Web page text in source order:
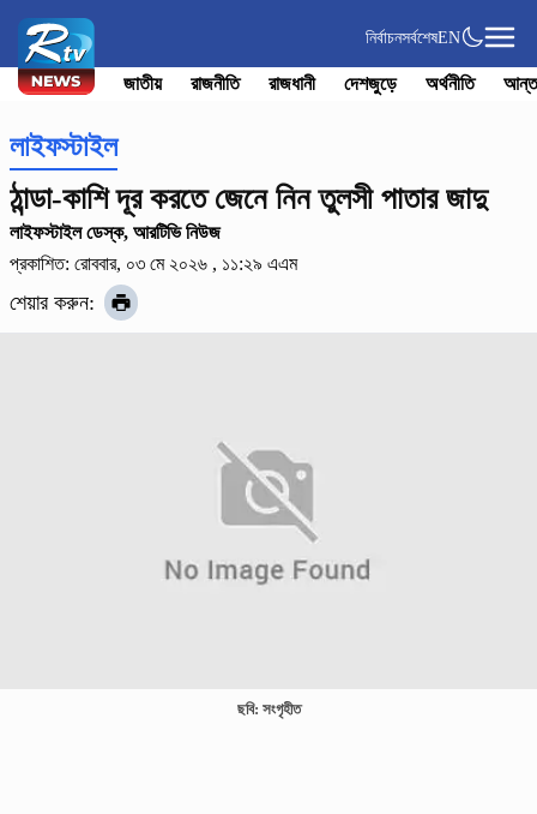
নির্বাচনসর্বশেষEN
জাতীয় রাজনীতি রাজধানী দেশজুড়ে অর্থনীতি
লাইফস্টাইল
ঠান্ডা-কাশি দূর করতে জেনে নিন তুলসী পাতার জাদু
লাইফস্টাইল ডেস্ক, আরটিভি নিউজ
প্রকাশিত: রোববার, ০৩ মে ২০২৬ , ১১:২৯ এএম
শেয়ার করুন:
ছবি: সংগৃহীত